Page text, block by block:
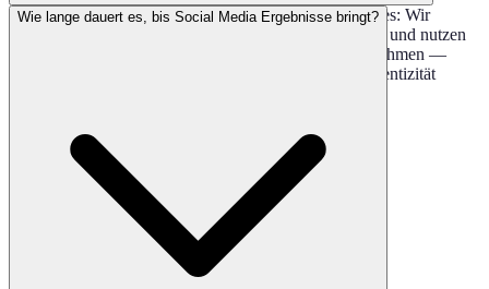
Beides ist möglich. Idealerweise kombinieren wir beides: Wir
produzieren professionelle Grafiken, Videos und Texte und nutzen
gleichzeitig authentisches Material aus deinem Unternehmen —
Teamfotos, Behind-the-Scenes, Kundenprojekte. Authentizität
Wie lange dauert es, bis Social Media Ergebnisse bringt?